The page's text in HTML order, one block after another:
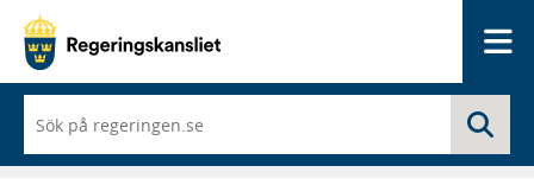
du
börjar
skriva